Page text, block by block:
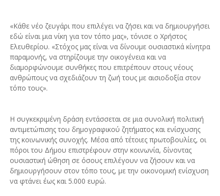
«Κάθε νέο ζευγάρι που επιλέγει να ζήσει και να δημιουργήσει
εδώ είναι μια νίκη για τον τόπο μας», τόνισε ο Χρήστος
Ελευθερίου. «Στόχος μας είναι να δίνουμε ουσιαστικά κίνητρα
παραμονής, να στηρίζουμε την οικογένεια και να
διαμορφώνουμε συνθήκες που επιτρέπουν στους νέους
ανθρώπους να σχεδιάζουν τη ζωή τους με αισιοδοξία στον
τόπο τους».
Η συγκεκριμένη δράση εντάσσεται σε μια συνολική πολιτική
αντιμετώπισης του δημογραφικού ζητήματος και ενίσχυσης
της κοινωνικής συνοχής. Μέσα από τέτοιες πρωτοβουλίες, οι
πόροι του Δήμου επιστρέφουν στην κοινωνία, δίνοντας
ουσιαστική ώθηση σε όσους επιλέγουν να ζήσουν και να
δημιουργήσουν στον τόπο τους, με την οικονομική ενίσχυση
να φτάνει έως και 5.000 ευρώ.